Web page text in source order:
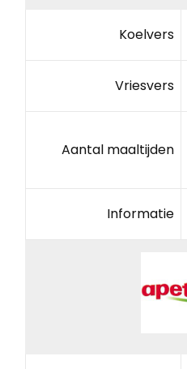
Koelvers
Vriesvers
Aantal maaltijden
Informatie